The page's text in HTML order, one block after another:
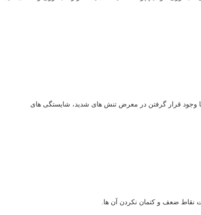
با وجود قرار گرفتن در معرض تنش های شدید، شایستگی های
نقاط ضعف و کتمان نکردن آن ها.